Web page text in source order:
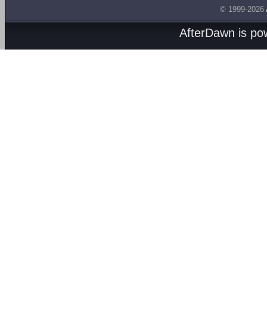
© 1999-2026
AfterDawn is